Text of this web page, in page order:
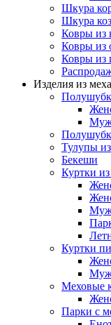
Шкура
Шкура
Ковры из
Ковры из
Ковры из
Изделия из меха
Тулупы
Бекеши
Куртки
Куртки
Меховые
Парки с